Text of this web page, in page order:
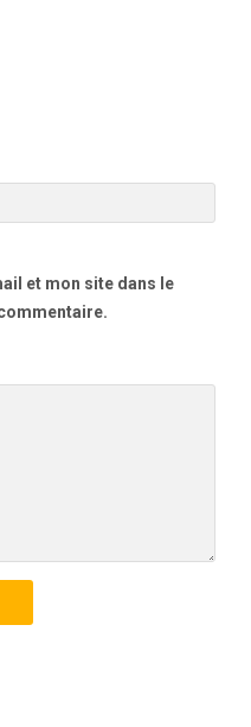
et mon site dans le